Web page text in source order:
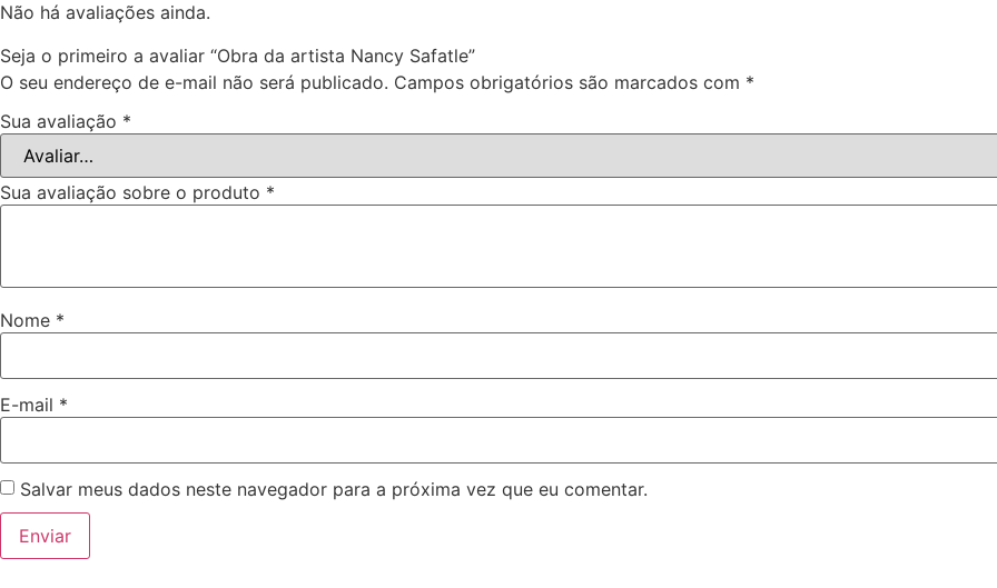
Não há avaliações ainda.
Seja o primeiro a avaliar “Obra da artista Nancy Safatle”
O seu endereço de e-mail não será publicado. Campos obrigatórios são marcados com *
Sua avaliação *
Sua avaliação sobre o produto *
Nome *
E-mail *
Salvar meus dados neste navegador para a próxima vez que eu comentar.